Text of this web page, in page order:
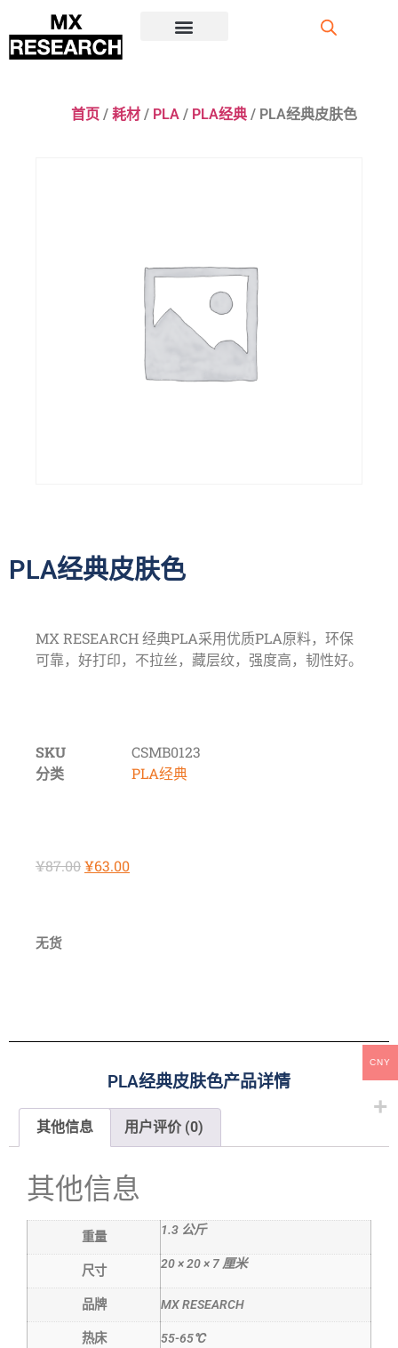
首页 / 耗材 / PLA / PLA经典 / PLA经典皮肤色
PLA经典皮肤色
MX RESEARCH 经典PLA采用优质PLA原料，环保
可靠，好打印，不拉丝，藏层纹，强度高，韧性好。
SKU
CSMB0123
分类
PLA经典
¥87.00¥63.00
无货
PLA经典皮肤色产品详情
其他信息 用户评价 (0)
其他信息
重量 1.3 公斤
尺寸 20 × 20 × 7 厘米
品牌 MX RESEARCH
热床 55-65℃
CNY